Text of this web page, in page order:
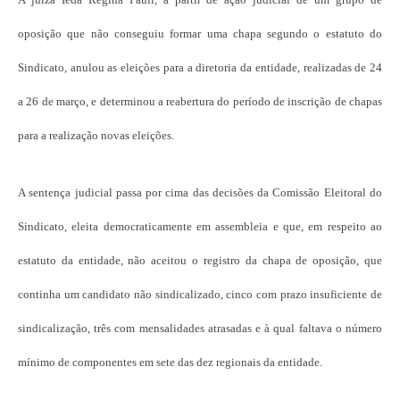
oposição que não conseguiu formar uma chapa segundo o estatuto do
Sindicato, anulou as eleições para a diretoria da entidade, realizadas de 24
a 26 de março, e determinou a reabertura do período de inscrição de chapas
para a realização novas eleições.
A sentença judicial passa por cima das decisões da Comissão Eleitoral do
Sindicato, eleita democraticamente em assembleia e que, em respeito ao
estatuto da entidade, não aceitou o registro da chapa de oposição, que
continha um candidato não sindicalizado, cinco com prazo insuficiente de
sindicalização, três com mensalidades atrasadas e à qual faltava o número
mínimo de componentes em sete das dez regionais da entidade.